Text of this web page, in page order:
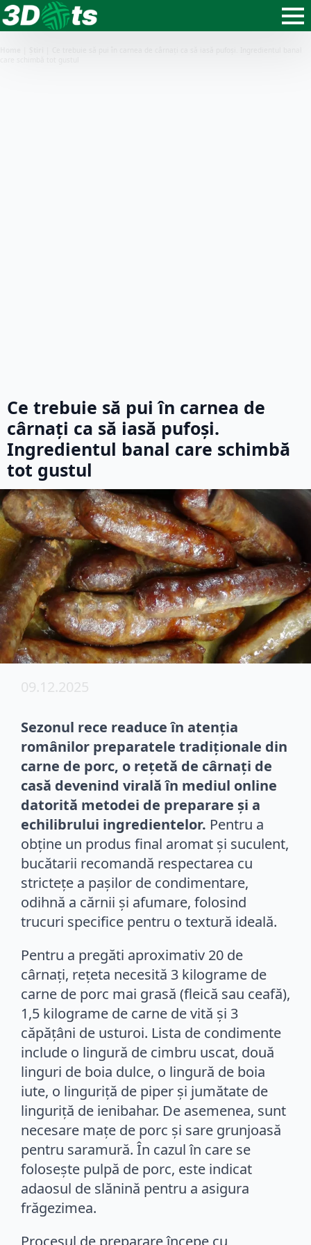
Ce trebuie să pui în carnea de
cârnați ca să iasă pufoși.
Ingredientul banal care schimbă
tot gustul
09.12.2025
Sezonul rece readuce în atenția
românilor preparatele tradiționale din
carne de porc, o rețetă de cârnați de
casă devenind virală în mediul online
datorită metodei de preparare și a
echilibrului ingredientelor. Pentru a
obține un produs final aromat și suculent,
bucătarii recomandă respectarea cu
strictețe a pașilor de condimentare,
odihnă a cărnii și afumare, folosind
trucuri specifice pentru o textură ideală.
Pentru a pregăti aproximativ 20 de
cârnați, rețeta necesită 3 kilograme de
carne de porc mai grasă (fleică sau ceafă),
1,5 kilograme de carne de vită și 3
căpățâni de usturoi. Lista de condimente
include o lingură de cimbru uscat, două
linguri de boia dulce, o lingură de boia
iute, o linguriță de piper și jumătate de
linguriță de ienibahar. De asemenea, sunt
necesare mațe de porc și sare grunjoasă
pentru saramură. În cazul în care se
folosește pulpă de porc, este indicat
adaosul de slănină pentru a asigura
frăgezimea.